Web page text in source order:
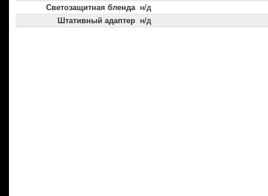
Светозащитная бленда н/д
Штативный адаптер н/д